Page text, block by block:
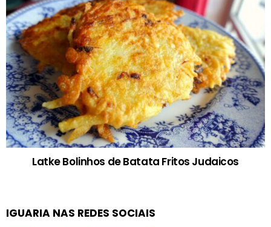
Latke Bolinhos de Batata Fritos Judaicos
IGUARIA NAS REDES SOCIAIS